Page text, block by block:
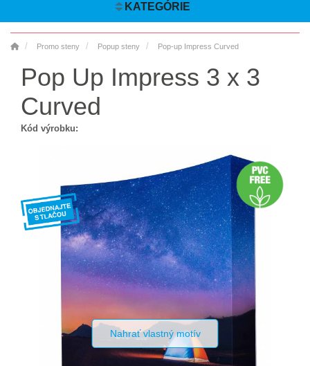
KATEGÓRIE
Promo steny Popup steny Pop-up Impress Curved
Pop Up Impress 3 x 3
Curved
Kód výrobku:
Nahrať vlastný motív